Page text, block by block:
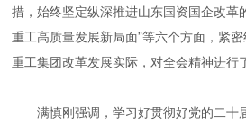
措，始终坚定纵深推进山东国资国企改革
重工高质量发展新局面”等六个方面，紧
重工集团改革发展实际，对全会精神进行
满慎刚强调，学习好贯彻好党的二十